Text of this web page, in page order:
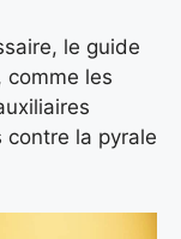
le guide
comme les
contre la pyrale